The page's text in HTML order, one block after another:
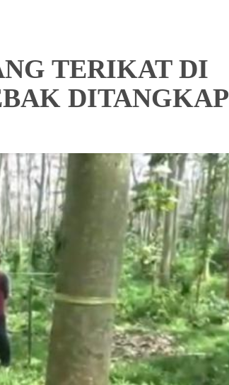
TERIKAT DI
DITANGKAP